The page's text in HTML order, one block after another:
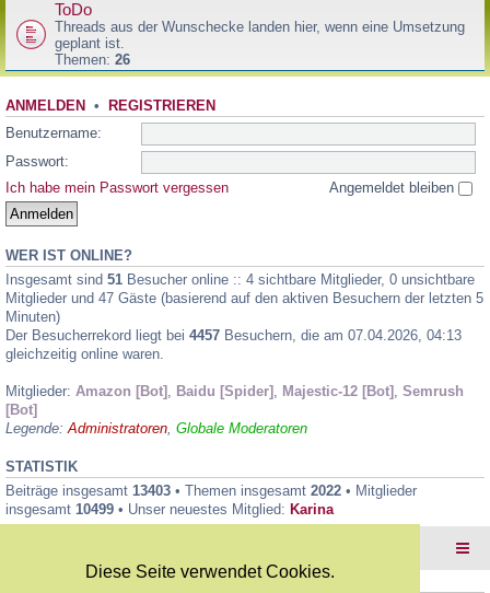
Diese Seite verwendet Cookies.
ToDo
Threads aus der Wunschecke landen hier, wenn eine Umsetzung
geplant ist.
Themen: 26
ANMELDEN • REGISTRIEREN
Benutzername:
Passwort:
Ich habe mein Passwort vergessen
Angemeldet bleiben
WER IST ONLINE?
Insgesamt sind 51 Besucher online :: 4 sichtbare Mitglieder, 0 unsichtbare
Mitglieder und 47 Gäste (basierend auf den aktiven Besuchern der letzten 5
Minuten)
Der Besucherrekord liegt bei 4457 Besuchern, die am 07.04.2026, 04:13
gleichzeitig online waren.
Mitglieder: Amazon [Bot] , Baidu [Spider] , Majestic-12 [Bot] , Semrush
[Bot]
Legende:Administratoren, Globale Moderatoren
STATISTIK
Beiträge insgesamt 13403 • Themen insgesamt 2022 • Mitglieder
insgesamt 10499 • Unser neuestes Mitglied: Karina